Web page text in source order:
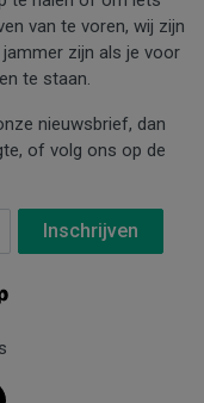
van te voren, wij zijn
zijn als je voor
te staan.
nieuwsbrief, dan
of volg ons op de